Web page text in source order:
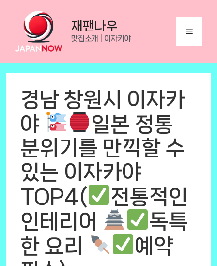
content
재팬나우
맛집소개 | 이자카야
Menu
경남 창원시 이자카
야
일본 정통
분위기를 만끽할 수
있는 이자카야
TOP4(
전통적인
인테리어
독특
한 요리
예약